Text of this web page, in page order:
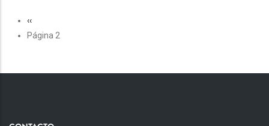
PAGINACIÓN
Página
anterior
‹‹
Página 2